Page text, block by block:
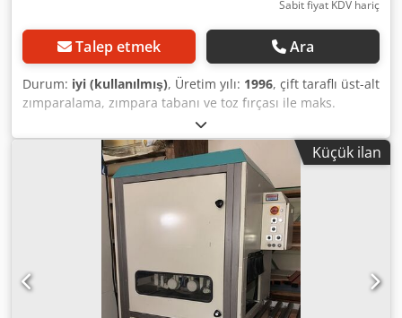
Sabit fiyat KDV hariç
Talep etmek Ara
Durum: iyi (kullanılmış), Üretim yılı: 1996, çift taraflı üst-alt
zımparalama, zımpara tabanı ve toz fırçası ile maks.
zımparalama genişliği 300 mm maks. zımparalama
yüksekliği 200 mm Crsdpfjxfl Eajx Agmef imalat yılı 1994,
Küçük ilan